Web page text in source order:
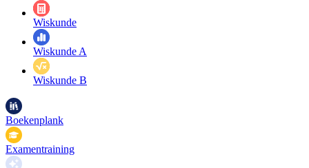
Wiskunde
Wiskunde A
Wiskunde B
Boekenplank
Examentraining